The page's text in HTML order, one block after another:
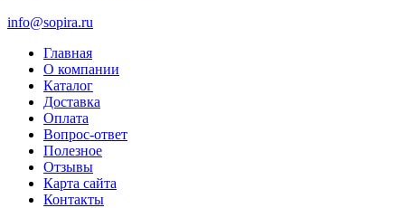
info@sopira.ru
Главная
О компании
Каталог
Доставка
Оплата
Вопрос-ответ
Полезное
Отзывы
Карта сайта
Контакты